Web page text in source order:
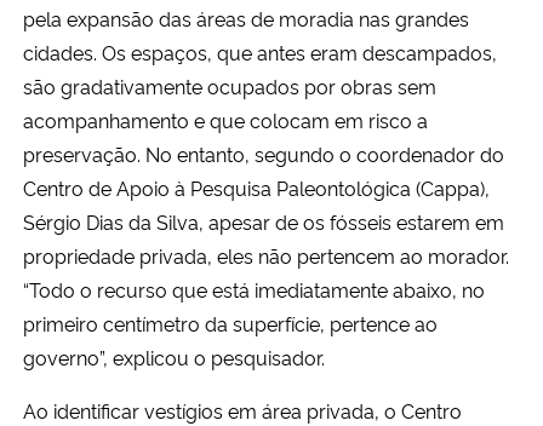
pela expansão das áreas de moradia nas grandes
cidades. Os espaços, que antes eram descampados,
são gradativamente ocupados por obras sem
acompanhamento e que colocam em risco a
preservação. No entanto, segundo o coordenador do
Centro de Apoio à Pesquisa Paleontológica (Cappa),
Sérgio Dias da Silva, apesar de os fósseis estarem em
propriedade privada, eles não pertencem ao morador.
“Todo o recurso que está imediatamente abaixo, no
primeiro centímetro da superfície, pertence ao
governo”, explicou o pesquisador.
Ao identificar vestígios em área privada, o Centro